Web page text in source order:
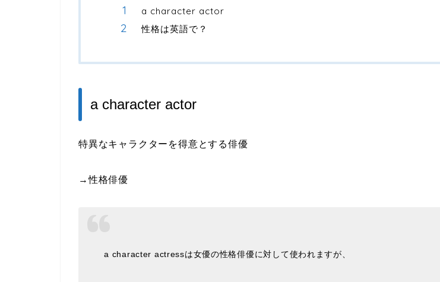
a character actor
性格は英語で？
a character actor
特異なキャラクターを得意とする俳優
→性格俳優
a character actressは女優の性格俳優に対して使われますが、